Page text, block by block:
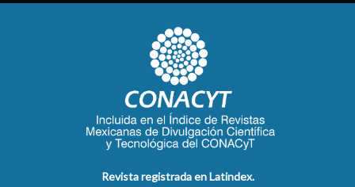
Revista registrada en Latindex.